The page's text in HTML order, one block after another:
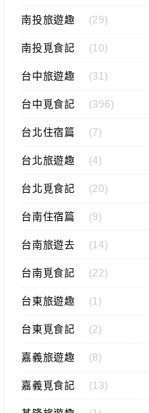
南投旅遊趣 (29)
南投覓食記 (10)
台中旅遊趣 (31)
台中覓食記 (396)
台北住宿篇 (7)
台北旅遊趣 (4)
台北覓食記 (20)
台南住宿篇 (9)
台南旅遊去 (14)
台南覓食記 (22)
台東旅遊趣 (1)
台東覓食記 (2)
嘉義旅遊趣 (8)
嘉義覓食記 (13)